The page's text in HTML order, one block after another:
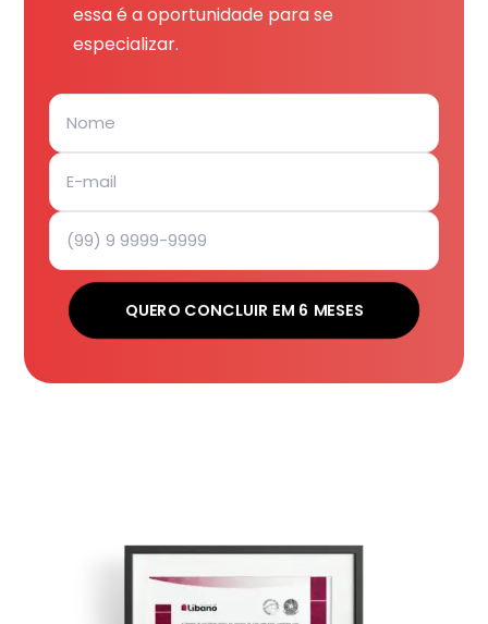
essa é a oportunidade para se
especializar.
QUERO CONCLUIR EM 6 MESES